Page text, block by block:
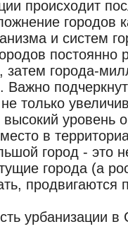
происходит
городов
и систем
постоянно
затем города-
только
уровень
в
город - это
города (а
продвигаются
урбанизации